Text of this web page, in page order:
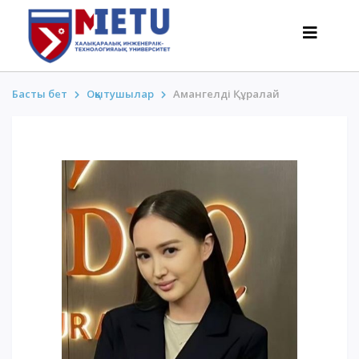
Оқуға түсу сценарийлері-2026
Барлығы қабылдау туралы
АнтиОлимпиада
Жеңілдіктер
50 баллдан төмен / ҰБТ-сыз
ҚЫЗЫҚТЫ
Басты бет Оқытушылар Амангелді Құралай